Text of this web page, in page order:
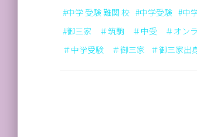
#中学 受験 難関 校 #中学受験 #中
#御三家 ＃筑駒 ＃中受 ＃オンラ
＃中学受験 ＃御三家
＃御三家出